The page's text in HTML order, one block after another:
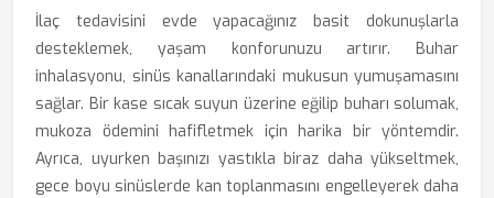
İlaç tedavisini evde yapacağınız basit dokunuşlarla
desteklemek, yaşam konforunuzu artırır. Buhar
inhalasyonu, sinüs kanallarındaki mukusun yumuşamasını
sağlar. Bir kase sıcak suyun üzerine eğilip buharı solumak,
mukoza ödemini hafifletmek için harika bir yöntemdir.
Ayrıca, uyurken başınızı yastıkla biraz daha yükseltmek,
gece boyu sinüslerde kan toplanmasını engelleyerek daha